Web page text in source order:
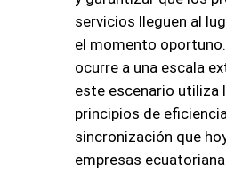
servicios lleguen al
el momento
ocurre a una escala
este escenario utiliza
principios de
sincronización que
empresas